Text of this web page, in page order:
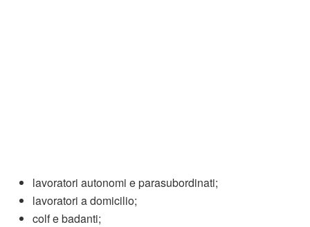
lavoratori autonomi e parasubordinati;
lavoratori a domicilio;
colf e badanti;